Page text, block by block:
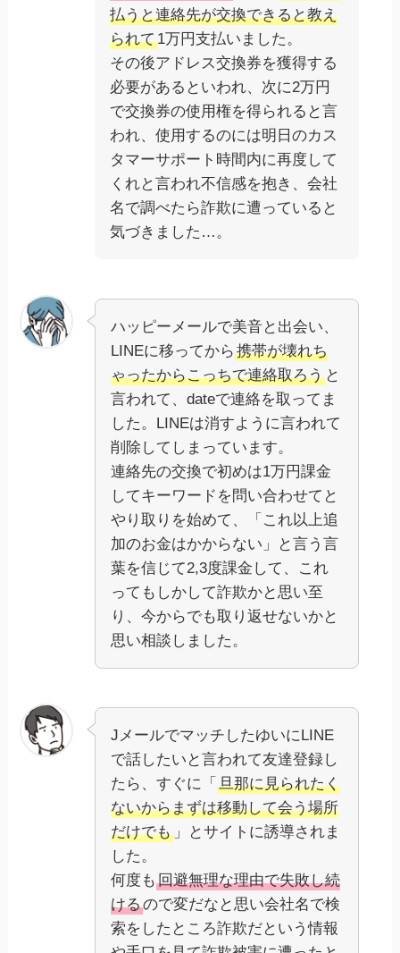
払うと連絡先が交換できると教え
られて1万円支払いました。
その後アドレス交換券を獲得する
必要があるといわれ、次に2万円
で交換券の使用権を得られると言
われ、使用するのには明日のカス
タマーサポート時間内に再度して
くれと言われ不信感を抱き、会社
名で調べたら詐欺に遭っていると
気づきました…。
ハッピーメールで美音と出会い、
LINEに移ってから携帯が壊れち
ゃったからこっちで連絡取ろう と
言われて、dateで連絡を取ってま
した。LINEは消すように言われて
削除してしまっています。
連絡先の交換で初めは1万円課金
してキーワードを問い合わせてと
やり取りを始めて、「これ以上追
加のお金はかからない」と言う言
葉を信じて2,3度課金して、これ
ってもしかして詐欺かと思い至
り、今からでも取り返せないかと
思い相談しました。
JメールでマッチしたゆいにLINE
で話したいと言われて友達登録し
たら、すぐに「旦那に見られたく
ないからまずは移動して会う場所
だけでも 」とサイトに誘導されま
した。
何度も回避無理な理由で失敗し続
けるので変だなと思い会社名で検
索をしたところ詐欺だという情報